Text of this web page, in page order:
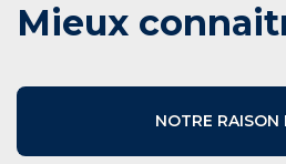
Mieux
NOTRE RAISON